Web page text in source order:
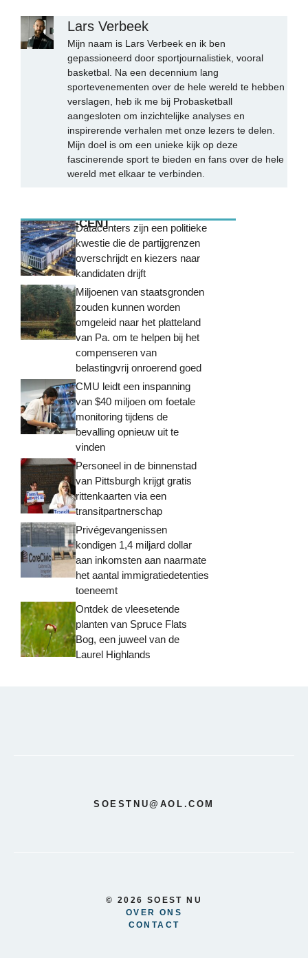
Lars Verbeek
Mijn naam is Lars Verbeek en ik ben
gepassioneerd door sportjournalistiek, vooral
basketbal. Na een decennium lang
sportevenementen over de hele wereld te hebben
verslagen, heb ik me bij Probasketball
aangesloten om inzichtelijke analyses en
inspirerende verhalen met onze lezers te delen.
Mijn doel is om een unieke kijk op deze
fascinerende sport te bieden en fans over de hele
wereld met elkaar te verbinden.
MEEST RECENTDatacenters zijn een politieke
kwestie die de partijgrenzen
overschrijdt en kiezers naar
kandidaten drijft
Miljoenen van staatsgronden
zouden kunnen worden
omgeleid naar het platteland
van Pa. om te helpen bij het
compenseren van
belastingvrij onroerend goed
CMU leidt een inspanning
van $40 miljoen om foetale
monitoring tijdens de
bevalling opnieuw uit te
vinden
Personeel in de binnenstad
van Pittsburgh krijgt gratis
rittenkaarten via een
transitpartnerschap
Privégevangenissen
kondigen 1,4 miljard dollar
aan inkomsten aan naarmate
het aantal immigratiedetenties
toeneemt
Ontdek de vleesetende
planten van Spruce Flats
Bog, een juweel van de
Laurel Highlands
SOESTNU@AOL.COM
© 2026 SOEST NU
OVER ONS
CONTACT